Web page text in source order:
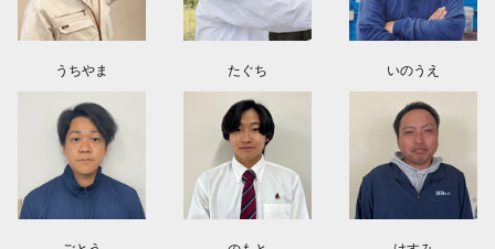
うちやま たぐち いのうえ